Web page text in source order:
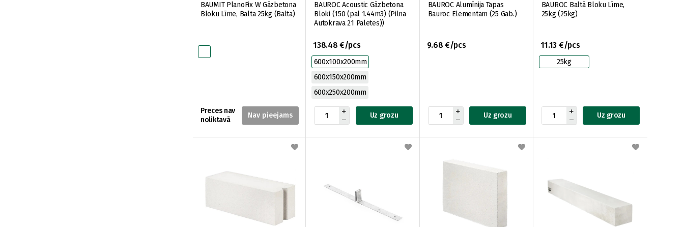
BAUMIT PlanoFix W Gāzbetona
Bloku Līme, Balta 25kg (Balta)
Preces nav
noliktavā
BAUROC Acoustic Gāzbetona
Bloki (150 (pal 1.44m3) (Pilna
Autokrava 21 Paletes))
138.48 €/pcs
600x100x200mm
600x150x200mm
600x250x200mm
Uz grozu
BAUROC Alumīnija Tapas
Bauroc Elementam (25 Gab.)
9.68 €/pcs
Uz grozu
BAUROC Baltā Bloku Līme,
25kg (25kg)
11.13 €/pcs
25kg
Uz grozu